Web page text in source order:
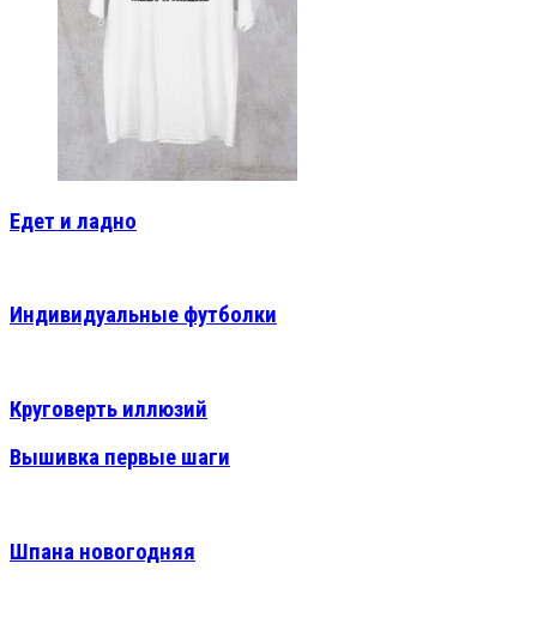
Едет и ладно
Индивидуальные футболки
Круговерть иллюзий
Вышивка первые шаги
Шпана новогодняя